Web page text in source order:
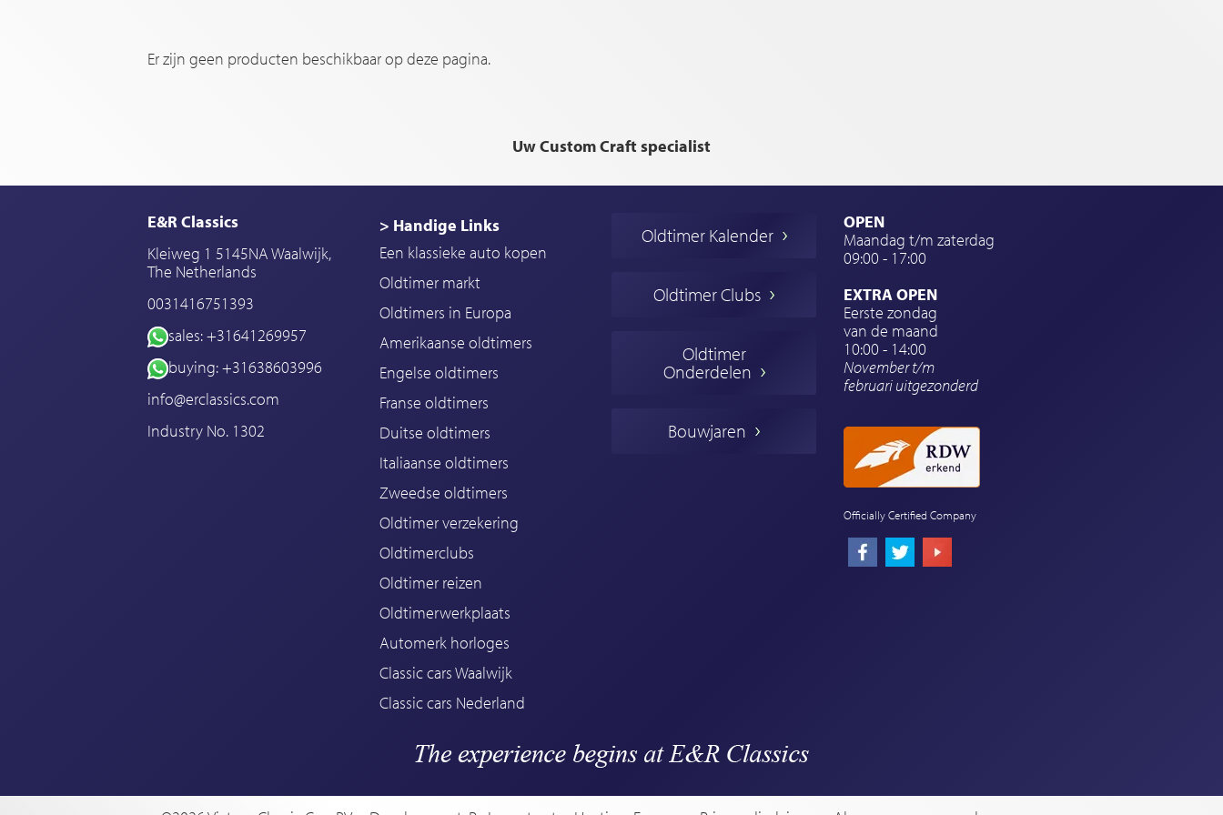
Er zijn geen producten beschikbaar op deze pagina.
Uw Custom Craft specialist
E&R Classics
Kleiweg 1 5145NA Waalwijk,
The Netherlands
0031416751393
sales: +31641269957
buying: +31638603996
info@erclassics.com
Industry No. 1302
> Handige Links
Een klassieke auto kopen
Oldtimer markt
Oldtimers in Europa
Amerikaanse oldtimers
Engelse oldtimers
Franse oldtimers
Duitse oldtimers
Italiaanse oldtimers
Zweedse oldtimers
Oldtimer verzekering
Oldtimerclubs
Oldtimer reizen
Oldtimerwerkplaats
Automerk horloges
Classic cars Waalwijk
Classic cars Nederland
Oldtimer Kalender
Oldtimer Clubs
Oldtimer
Onderdelen
Bouwjaren
OPEN
Maandag t/m zaterdag
09:00 - 17:00
EXTRA OPEN
Eerste zondag
van de maand
10:00 - 14:00
November t/m
februariuitgezonderd
Officially Certified Company